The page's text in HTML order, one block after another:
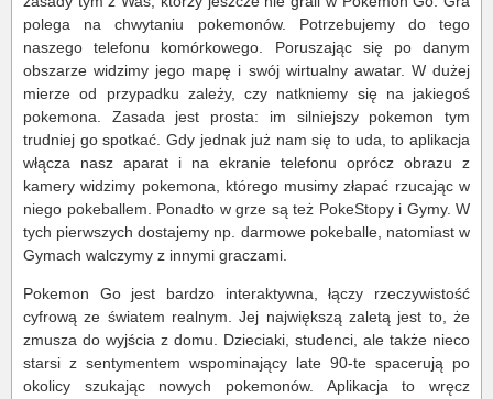
polega na chwytaniu pokemonów. Potrzebujemy do tego
naszego telefonu komórkowego. Poruszając się po danym
obszarze widzimy jego mapę i swój wirtualny awatar. W dużej
mierze od przypadku zależy, czy natkniemy się na jakiegoś
pokemona. Zasada jest prosta: im silniejszy pokemon tym
trudniej go spotkać. Gdy jednak już nam się to uda, to aplikacja
włącza nasz aparat i na ekranie telefonu oprócz obrazu z
kamery widzimy pokemona, którego musimy złapać rzucając w
niego pokeballem. Ponadto w grze są też PokeStopy i Gymy. W
tych pierwszych dostajemy np. darmowe pokeballe, natomiast w
Gymach walczymy z innymi graczami.
Pokemon Go jest bardzo interaktywna, łączy rzeczywistość
cyfrową ze światem realnym. Jej największą zaletą jest to, że
zmusza do wyjścia z domu. Dzieciaki, studenci, ale także nieco
starsi z sentymentem wspominający late 90-te spacerują po
okolicy szukając nowych pokemonów. Aplikacja to wręcz